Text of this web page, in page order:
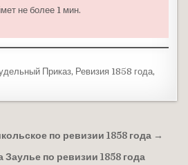
не более 1 мин.
Приказ, Ревизия 1858 года,
записям
по ревизии 1858 года →
по ревизии 1858 года